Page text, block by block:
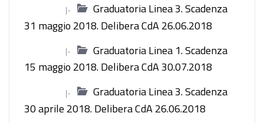
|-
Graduatoria Linea 3. Scadenza
31 maggio 2018. Delibera CdA 26.06.2018
|-
Graduatoria Linea 1. Scadenza
15 maggio 2018. Delibera CdA 30.07.2018
|-
Graduatoria Linea 3. Scadenza
30 aprile 2018. Delibera CdA 26.06.2018